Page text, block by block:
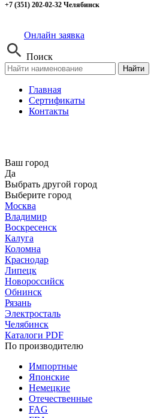
+7 (351) 202-02-32 Челябинск
Онлайн заявка
Поиск
Найти
Главная
Сертификаты
Контакты
Ваш город
Да
Выбрать другой город
Выберите город
Москва
Владимир
Воскресенск
Калуга
Коломна
Краснодар
Липецк
Новороссийск
Обнинск
Рязань
Электросталь
Челябинск
Каталоги PDF
По производителю
Импортные
Японские
Немецкие
Отечественные
FAG